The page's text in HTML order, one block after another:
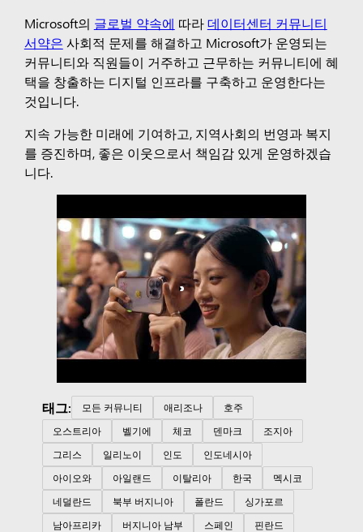
Microsoft의 글로벌 약속에 따라데이터센터 커뮤니티
서약은 사회적 문제를 해결하고 Microsoft가 운영되는
커뮤니티와 직원들이 거주하고 근무하는 커뮤니티에 혜
택을 창출하는 디지털 인프라를 구축하고 운영한다는
것입니다.
지속 가능한 미래에 기여하고, 지역사회의 번영과 복지
를 증진하며, 좋은 이웃으로서 책임감 있게 운영하겠습
니다.
태그: 모든 커뮤니티 애리조나
호주
오스트리아
벨기에 체코 덴마크
조지아
그리스
일리노이 인도
인도네시아
아이오와
아일랜드 이탈리아 한국
멕시코
네덜란드
북부 버지니아 폴란드
싱가포르
남아프리카
버지니아 남부 스페인
핀란드